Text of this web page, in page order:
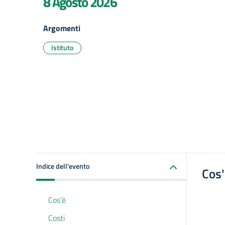
Argomenti
Istituto
Indice dell'evento
Cos'è
Costi